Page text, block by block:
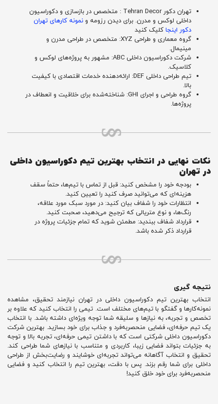
تهران دکور Tehran Decor : متخصص در بازسازی و دکوراسیون
داخلی لوکس و مدرن. برای دیدن رزومه و نمونه کارهای تهران
دکور اینجا کلیک کنید
گروه معماری و طراحی XYZ: متخصص در طراحی مدرن و
مینیمال.
شرکت دکوراسیون داخلی ABC: مشهور به پروژه‌های لوکس و
کلاسیک.
تیم طراحی داخلی DEF: ارائه‌دهنده خدمات اقتصادی با کیفیت
بالا.
گروه طراحی و اجرای GHI: شناخته‌شده برای خلاقیت و انعطاف در
پروژه‌ها.
نکات نهایی در انتخاب بهترین تیم دکوراسیون داخلی
در تهران
بودجه خود را مشخص کنید: قبل از تماس با تیم‌ها، حتماً سقف
هزینه‌ای که می‌توانید صرف کنید را تعیین کنید.
انتظارات خود را شفاف بیان کنید: در مورد سبک مورد علاقه،
رنگ‌ها، و نوع متریالی که ترجیح می‌دهید، صحبت کنید.
قرارداد شفاف ببندید: مطمئن شوید که تمام جزئیات پروژه در
قرارداد ذکر شده باشد.
نتیجه گیری
انتخاب بهترین تیم دکوراسیون داخلی در تهران نیازمند تحقیق، مشاهده
نمونه‌کارها و گفتگو با تیم‌های مختلف است. تیمی را انتخاب کنید که علاوه بر
تخصص و تجربه، به نیازها و سلیقه شما توجه ویژه‌ای داشته باشد. با انتخاب
یک تیم حرفه‌ای، فضایی منحصربه‌فرد و جذاب برای خود بسازید. بهترین شرکت
دکوراسیون داخلی شرکتی است که با داشتن تیمی حرفه‌ای، تجربه بالا و توجه
به جزئیات بتواند فضایی زیبا، کاربردی و متناسب با نیازهای شما طراحی کند.
تحقیق و انتخاب آگاهانه می‌تواند تجربه‌ای خوشایند و رضایت‌بخش از طراحی
داخلی برای شما رقم بزند. پس با دقت، بهترین تیم را انتخاب کنید و فضایی
منحصربه‌فرد برای خود خلق کنید!